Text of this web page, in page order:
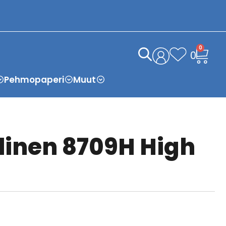
0
0
Pehmopaperi Muut
8709H High